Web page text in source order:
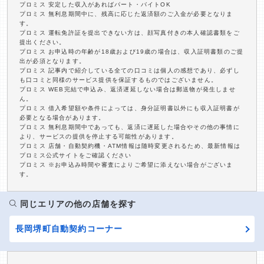
プロミス 安定した収入があればパート・バイトOK
プロミス 無利息期間中に、残高に応じた返済額のご入金が必要となりま
す。
プロミス 運転免許証を提出できない方は、顔写真付きの本人確認書類をご
提出ください。
プロミス お申込時の年齢が18歳および19歳の場合は、収入証明書類のご提
出が必須となります。
プロミス 記事内で紹介している全ての口コミは個人の感想であり、必ずし
も口コミと同様のサービス提供を保証するものではございません。
プロミス WEB完結で申込み、返済遅延しない場合は郵送物が発生しませ
ん。
プロミス 借入希望額や条件によっては、身分証明書以外にも収入証明書が
必要となる場合があります。
プロミス 無利息期間中であっても、返済に遅延した場合やその他の事情に
より、サービスの提供を停止する可能性があります。
プロミス 店舗・自動契約機・ATM情報は随時変更されるため、最新情報は
プロミス公式サイトをご確認ください
プロミス ※お申込み時間や審査によりご希望に添えない場合がございま
す。
同じエリアの他の店舗を探す
長岡堺町自動契約コーナー